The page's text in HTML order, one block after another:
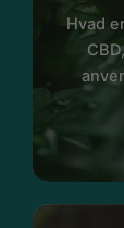
Hvad